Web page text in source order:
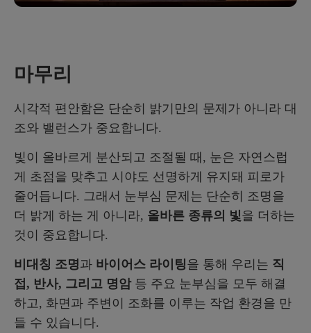
마무리
시각적 편안함은 단순히 밝기만의 문제가 아니라 대
조와 밸런스가 중요합니다.
빛이 올바르게 분산되고 조절될 때, 눈은 자연스럽
게 초점을 맞추고 시야도 선명하게 유지돼 피로가
줄어듭니다. 그래서 눈부심 문제는 단순히 조명을
더 밝게 하는 게 아니라, 올바른 종류의 빛을 더하는
것이 중요합니다.
비대칭 조명과 바이어스 라이팅을 통해 우리는 직
접, 반사, 그리고 명암등 주요 눈부심을 모두 해결
하고, 화면과 주변이 조화를 이루는 작업 환경을 만
들 수 있습니다.